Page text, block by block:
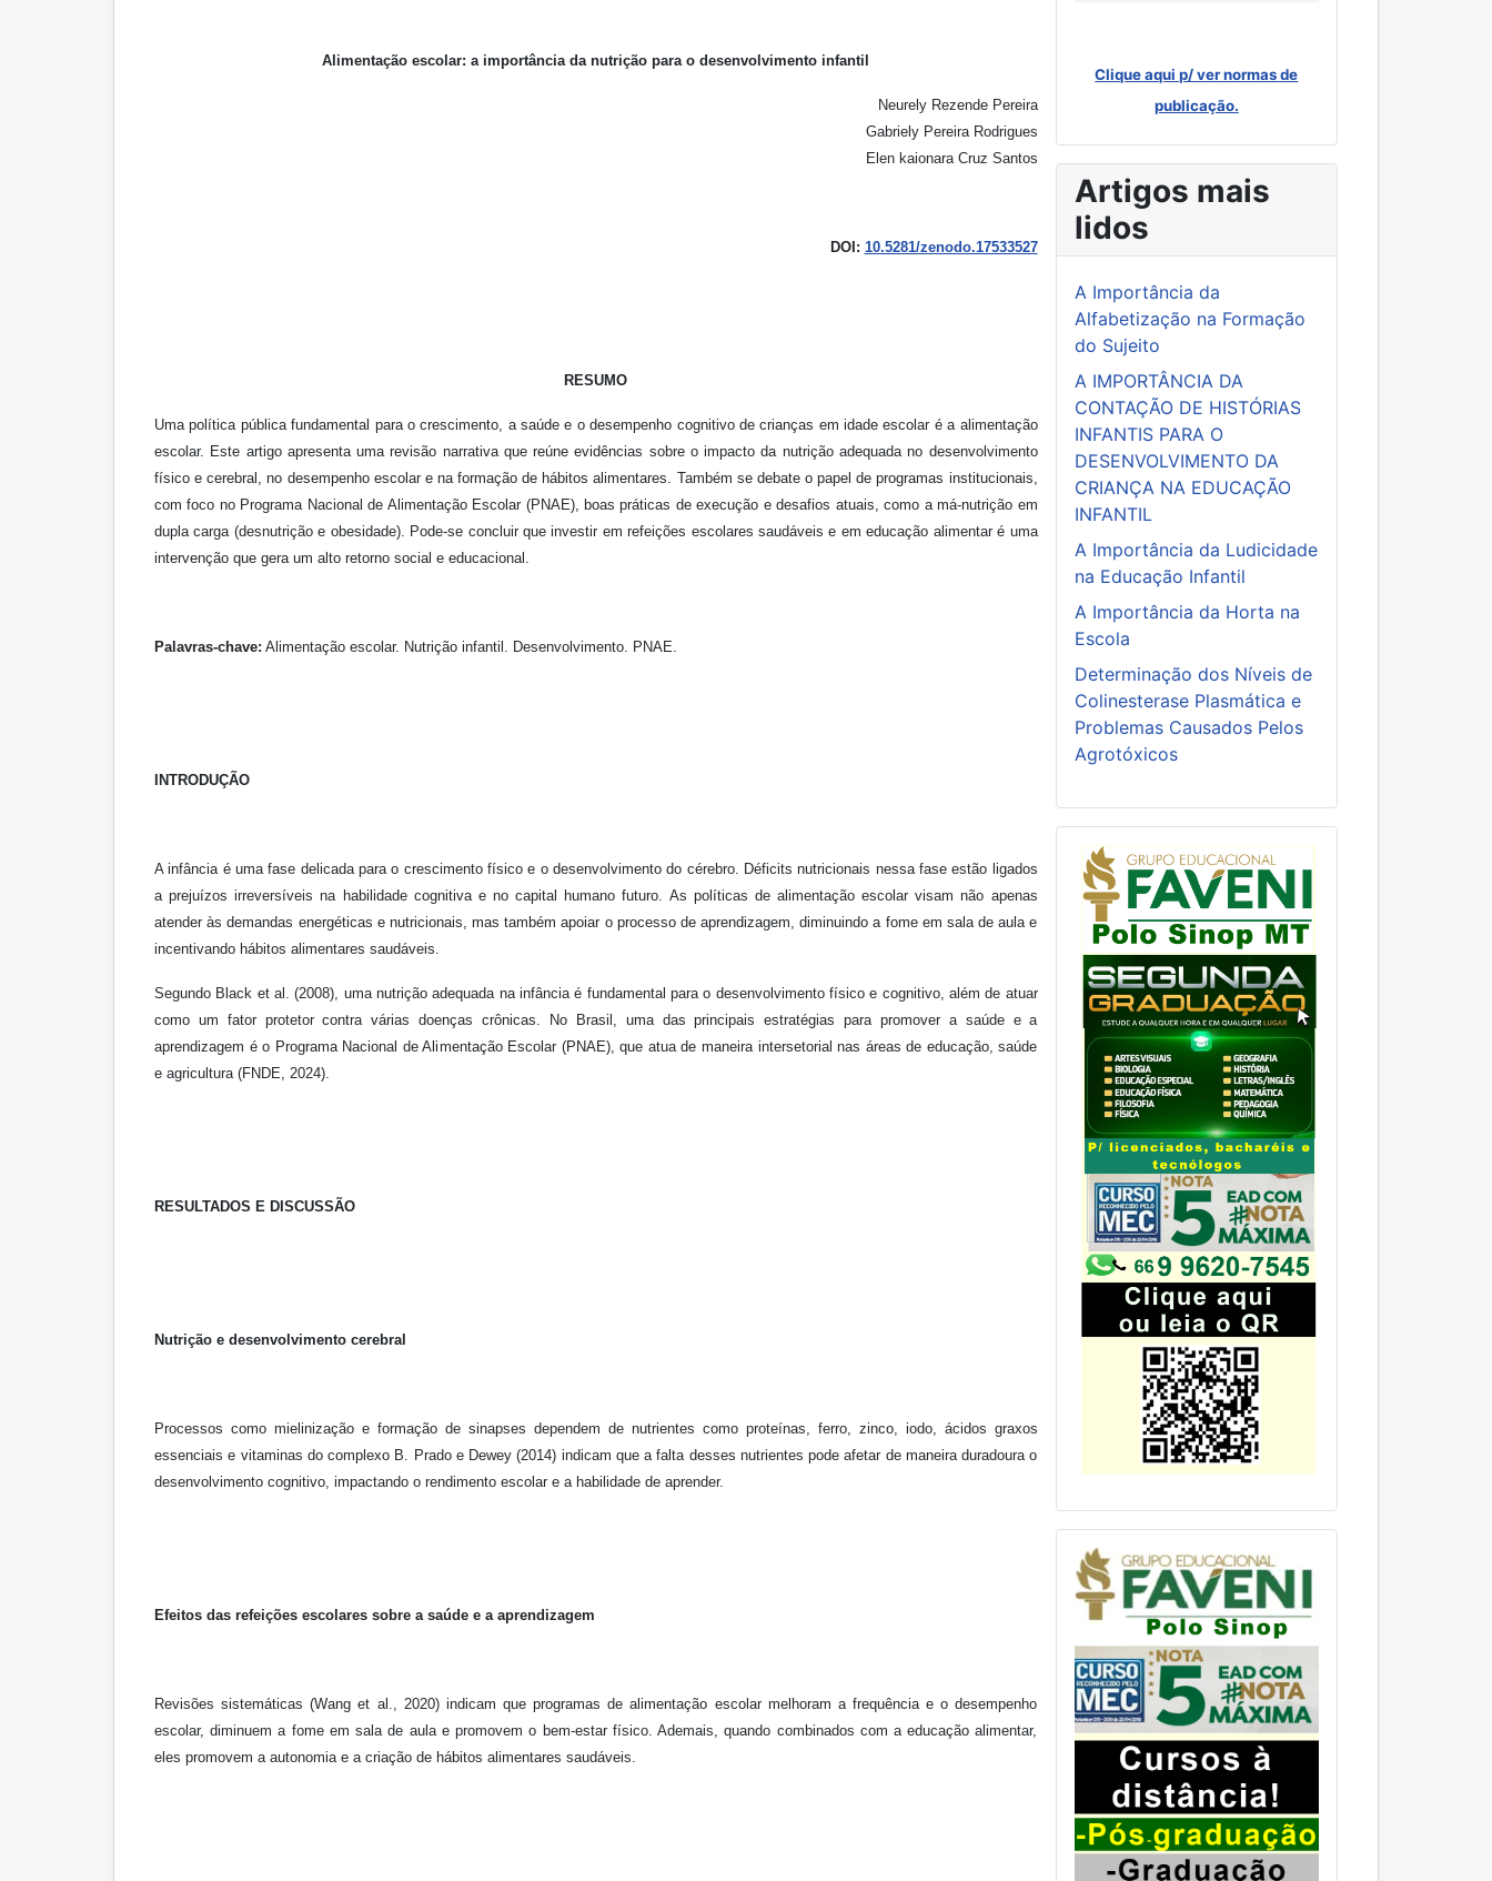
Alimentação escolar: a importância da nutrição para o desenvolvimento infantil
Neurely Rezende Pereira
Gabriely Pereira Rodrigues
Elen kaionara Cruz Santos
DOI: 10.5281/zenodo.17533527
RESUMO
Uma política pública fundamental para o crescimento, a saúde e o desempenho cognitivo de crianças em idade escolar é a alimentação
escolar. Este artigo apresenta uma revisão narrativa que reúne evidências sobre o impacto da nutrição adequada no desenvolvimento
físico e cerebral, no desempenho escolar e na formação de hábitos alimentares. Também se debate o papel de programas institucionais,
com foco no Programa Nacional de Alimentação Escolar (PNAE), boas práticas de execução e desafios atuais, como a má-nutrição em
dupla carga (desnutrição e obesidade). Pode-se concluir que investir em refeições escolares saudáveis e em educação alimentar é uma
intervenção que gera um alto retorno social e educacional.
Palavras-chave: Alimentação escolar. Nutrição infantil. Desenvolvimento. PNAE.
INTRODUÇÃO
A infância é uma fase delicada para o crescimento físico e o desenvolvimento do cérebro. Déficits nutricionais nessa fase estão ligados
a prejuízos irreversíveis na habilidade cognitiva e no capital humano futuro. As políticas de alimentação escolar visam não apenas
atender às demandas energéticas e nutricionais, mas também apoiar o processo de aprendizagem, diminuindo a fome em sala de aula e
incentivando hábitos alimentares saudáveis.
Segundo Black et al. (2008), uma nutrição adequada na infância é fundamental para o desenvolvimento físico e cognitivo, além de atuar
como um fator protetor contra várias doenças crônicas. No Brasil, uma das principais estratégias para promover a saúde e a
aprendizagem é o Programa Nacional de Alimentação Escolar (PNAE), que atua de maneira intersetorial nas áreas de educação, saúde
e agricultura (FNDE, 2024).
RESULTADOS E DISCUSSÃO
Nutrição e desenvolvimento cerebral
Processos como mielinização e formação de sinapses dependem de nutrientes como proteínas, ferro, zinco, iodo, ácidos graxos
essenciais e vitaminas do complexo B. Prado e Dewey (2014) indicam que a falta desses nutrientes pode afetar de maneira duradoura o
desenvolvimento cognitivo, impactando o rendimento escolar e a habilidade de aprender.
Efeitos das refeições escolares sobre a saúde e a aprendizagem
Revisões sistemáticas (Wang et al., 2020) indicam que programas de alimentação escolar melhoram a frequência e o desempenho
escolar, diminuem a fome em sala de aula e promovem o bem-estar físico. Ademais, quando combinados com a educação alimentar,
eles promovem a autonomia e a criação de hábitos alimentares saudáveis.
Clique aqui p/ ver normas de
publicação.
Artigos mais
lidos
A Importância da
Alfabetização na Formação
do Sujeito
A IMPORTÂNCIA DA
CONTAÇÃO DE HISTÓRIAS
INFANTIS PARA O
DESENVOLVIMENTO DA
CRIANÇA NA EDUCAÇÃO
INFANTIL
A Importância da Ludicidade
na Educação Infantil
A Importância da Horta na
Escola
Determinação dos Níveis de
Colinesterase Plasmática e
Problemas Causados Pelos
Agrotóxicos